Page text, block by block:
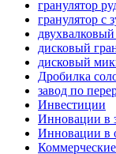
гранулятор
гранулятор с
дисковый
дисковый
Дробилка
завод по
Инвестиции
Инновации в
Инновации в